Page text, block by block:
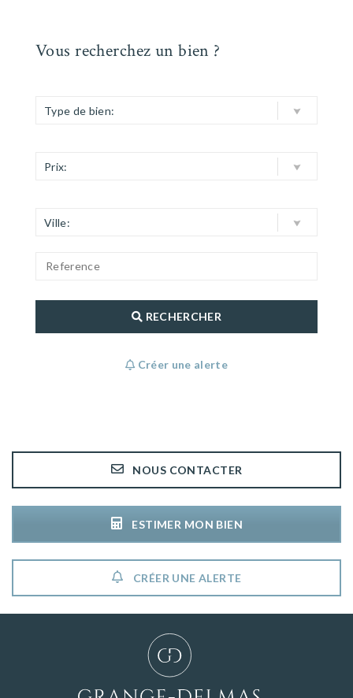
Vous recherchez un bien ?
Type de bien:
Prix:
Ville:
RECHERCHER
Créer une alerte
NOUS CONTACTER
ESTIMER MON BIEN
CRÉER UNE ALERTE